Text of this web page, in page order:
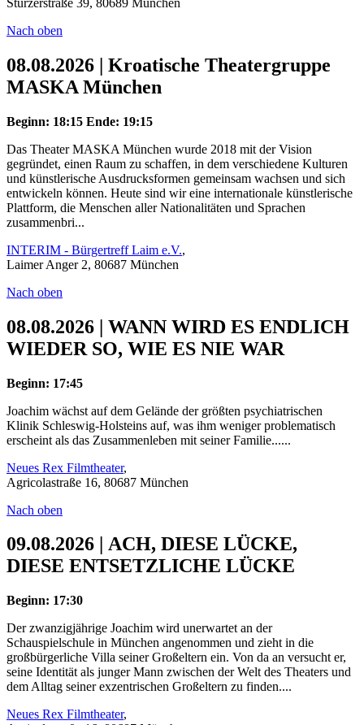
Stürzerstraße 39, 80689 München
Nach oben
08.08.2026 | Kroatische Theatergruppe
MASKA München
Beginn: 18:15 Ende: 19:15
Das Theater MASKA München wurde 2018 mit der Vision
gegründet, einen Raum zu schaffen, in dem verschiedene Kulturen
und künstlerische Ausdrucksformen gemeinsam wachsen und sich
entwickeln können. Heute sind wir eine internationale künstlerische
Plattform, die Menschen aller Nationalitäten und Sprachen
zusammenbri...
INTERIM - Bürgertreff Laim e.V.,
Laimer Anger 2, 80687 München
Nach oben
08.08.2026 | WANN WIRD ES ENDLICH
WIEDER SO, WIE ES NIE WAR
Beginn: 17:45
Joachim wächst auf dem Gelände der größten psychiatrischen
Klinik Schleswig-Holsteins auf, was ihm weniger problematisch
erscheint als das Zusammenleben mit seiner Familie......
Neues Rex Filmtheater,
Agricolastraße 16, 80687 München
Nach oben
09.08.2026 | ACH, DIESE LÜCKE,
DIESE ENTSETZLICHE LÜCKE
Beginn: 17:30
Der zwanzigjährige Joachim wird unerwartet an der
Schauspielschule in München angenommen und zieht in die
großbürgerliche Villa seiner Großeltern ein. Von da an versucht er,
seine Identität als junger Mann zwischen der Welt des Theaters und
dem Alltag seiner exzentrischen Großeltern zu finden....
Neues Rex Filmtheater,